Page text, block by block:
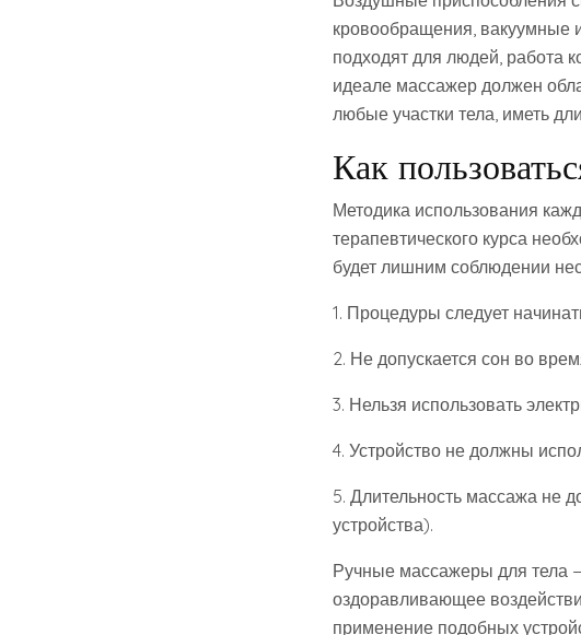
кровообращения, вакуумные
подходят для людей, работа
идеале массажер должен
любые участки тела, иметь
Как
Методика использования
терапевтического курса
будет лишним соблюдении
1. Процедуры следует
2. Не допускается сон во
3. Нельзя использовать
4. Устройство не должны
5. Длительность массажа не
устройства).
Ручные массажеры для тела
оздоравливающее
применение подобных